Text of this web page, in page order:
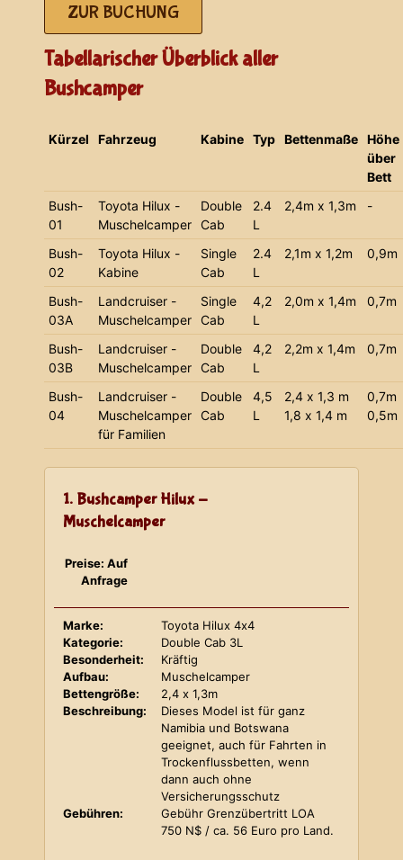
ZUR BUCHUNG
Tabellarischer Überblick aller
Bushcamper
Kürzel Fahrzeug Kabine Typ Bettenmaße Höhe
über
Bett
Bush-
01
Toyota Hilux -
Muschelcamper
Double
Cab
2.4
L
2,4m x 1,3m -
Bush-
02
Toyota Hilux -
Kabine
Single
Cab
2.4
L
2,1m x 1,2m 0,9m
Bush-
03A
Landcruiser -
Muschelcamper
Single
Cab
4,2
L
2,0m x 1,4m 0,7m
Bush-
03B
Landcruiser -
Muschelcamper
Double
Cab
4,2
L
2,2m x 1,4m 0,7m
Bush-
04
Landcruiser -
Muschelcamper
für Familien
Double
Cab
4,5
L
2,4 x 1,3 m
1,8 x 1,4 m
0,7m
0,5m
1. Bushcamper Hilux -
Muschelcamper
Preise: Auf
Anfrage
Marke:
Toyota Hilux 4x4
Kategorie:
Double Cab 3L
Besonderheit:
Kräftig
Aufbau:
Muschelcamper
Bettengröße:
2,4 x 1,3m
Beschreibung:
Dieses Model ist für ganz
Namibia und Botswana
geeignet, auch für Fahrten in
Trockenflussbetten, wenn
dann auch ohne
Versicherungsschutz
Gebühren:
Gebühr Grenzübertritt LOA
750 N$ / ca. 56 Euro pro Land.